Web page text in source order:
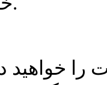
را خواهید